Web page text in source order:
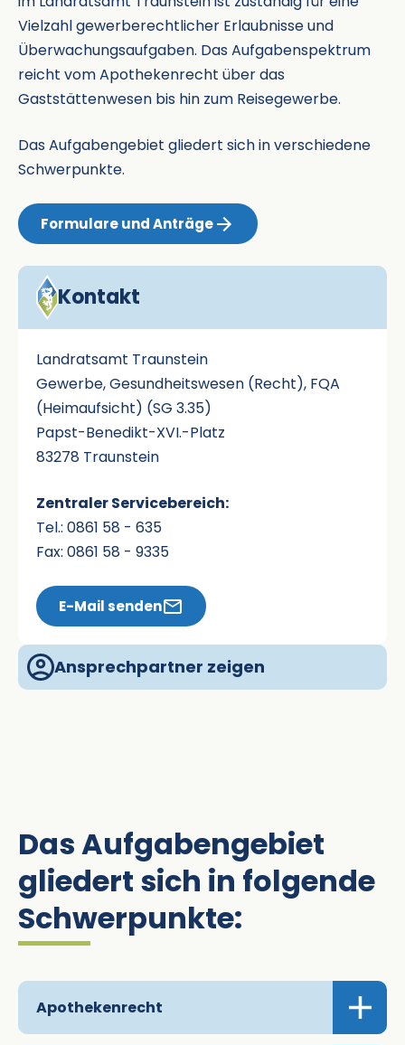
Vielzahl gewerberechtlicher Erlaubnisse und
Überwachungsaufgaben. Das Aufgabenspektrum
reicht vom Apothekenrecht über das
Gaststättenwesen bis hin zum Reisegewerbe.
Das Aufgabengebiet gliedert sich in verschiedene
Schwerpunkte.
Formulare und Anträge
Kontakt
Landratsamt Traunstein
Gewerbe, Gesundheitswesen (Recht), FQA
(Heimaufsicht) (SG 3.35)
Papst-Benedikt-XVI.-Platz
83278 Traunstein
Zentraler Servicebereich:
Tel.: 0861 58 - 635
Fax: 0861 58 - 9335
E-Mail senden
Ansprechpartner zeigen
Das Aufgabengebiet
gliedert sich in folgende
Schwerpunkte:
Apothekenrecht